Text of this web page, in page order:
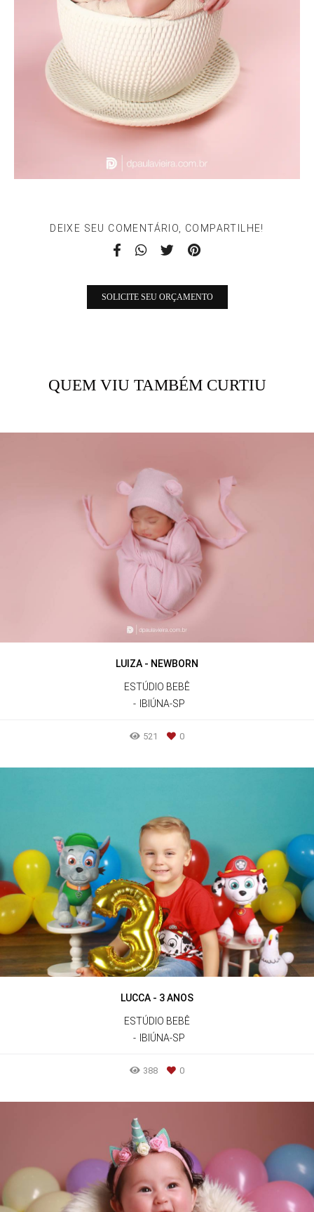
DEIXE SEU COMENTÁRIO, COMPARTILHE!
SOLICITE SEU ORÇAMENTO
QUEM VIU TAMBÉM CURTIU
LUIZA - NEWBORN
ESTÚDIO BEBÊ
IBIÚNA-SP
521 0
LUCCA - 3 ANOS
ESTÚDIO BEBÊ
IBIÚNA-SP
388 0